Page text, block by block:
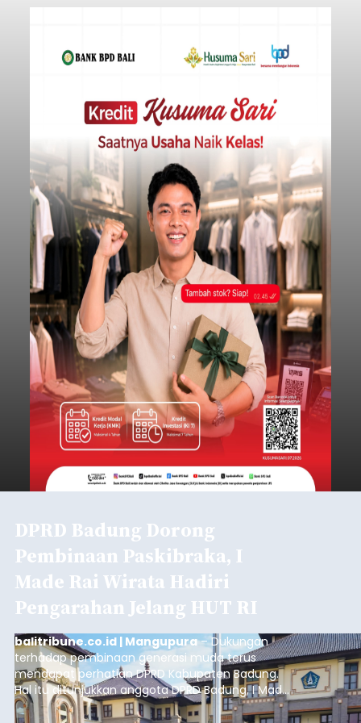
DPRD Badung Dorong
Pembinaan Paskibraka, I
Made Rai Wirata Hadiri
Pengarahan Jelang HUT RI
balitribune.co.id | Mangupura– Dukungan
terhadap pembinaan generasi muda terus
mendapat perhatian DPRD Kabupaten Badung.
Hal itu ditunjukkan anggota DPRD Badung, I Made
Rai Wirata, yang menghadiri kegiatan